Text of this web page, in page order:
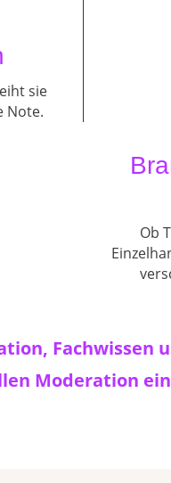
sie
Note.
Ob
Fachwissen
Moderation